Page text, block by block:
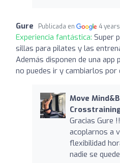
Gure Publicada en 4
Experiencia fantástica: Super
sillas para pilates y las
Además disponen de una
no puedes ir y cambiarlos
Move
Gracias Gure
acoplarnos a
flexibilidad
nadie se